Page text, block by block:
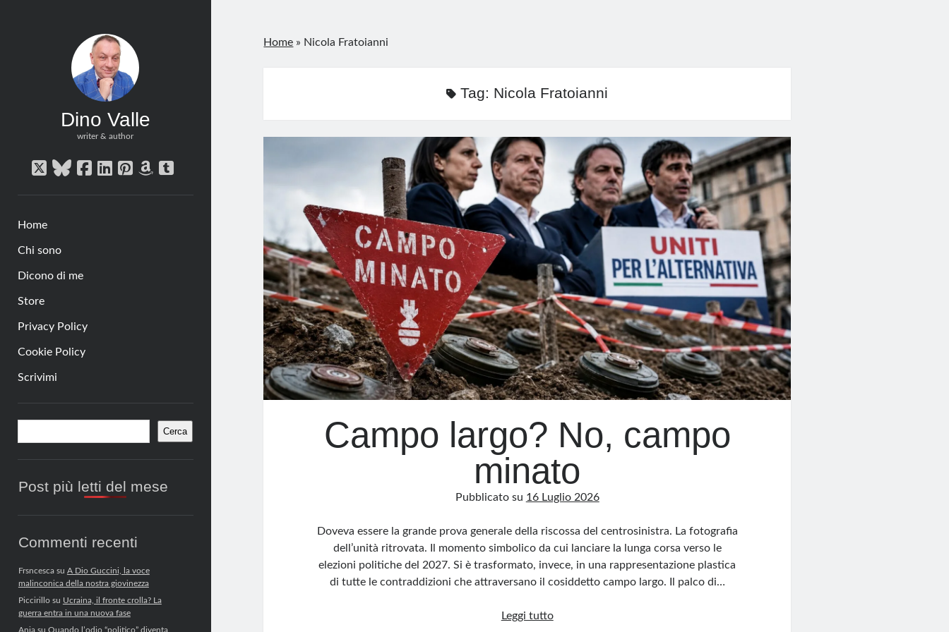
Dino Valle
writer & author
twitterbluesky
facebook
linkedin
pinterest
amazon
tumblr
Home
Chi sono
Dicono di me
Store
Privacy Policy
Cookie Policy
Scrivimi
Barra
laterale
Cerca
Post più letti del mese
Commenti recenti
Frsncescasu A Dio Guccini, la voce
malinconica della nostra giovinezza
Piccirillosu Ucraina, il fronte crolla? La
guerra entra in una nuova fase
Anjasu Quando l’odio “politico” diventa
Home » Nicola Fratoianni
Tag: Nicola Fratoianni
Campo largo? No, campo
minato
Pubblicato su 16 Luglio 2026
Doveva essere la grande prova generale della riscossa del centrosinistra. La fotografia
dell’unità ritrovata. Il momento simbolico da cui lanciare la lunga corsa verso le
elezioni politiche del 2027. Si è trasformato, invece, in una rappresentazione plastica
di tutte le contraddizioni che attraversano il cosiddetto campo largo. Il palco di…
Leggi tuttoCampo